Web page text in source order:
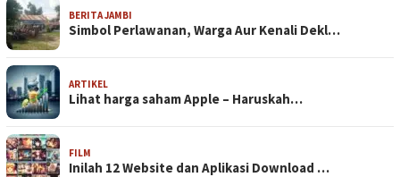
BERITA JAMBI
Simbol Perlawanan, Warga Aur Kenali Dekl…
ARTIKEL
Lihat harga saham Apple – Haruskah…
FILM
Inilah 12 Website dan Aplikasi Download …